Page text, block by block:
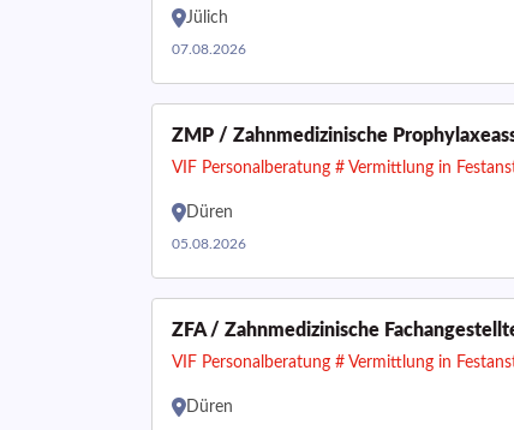
Jülich
07.08.2026
ZMP / Zahnmedizinische
VIF Personalberatung # Vermittlung in
Düren
05.08.2026
ZFA / Zahnmedizinische
VIF Personalberatung # Vermittlung in
Düren